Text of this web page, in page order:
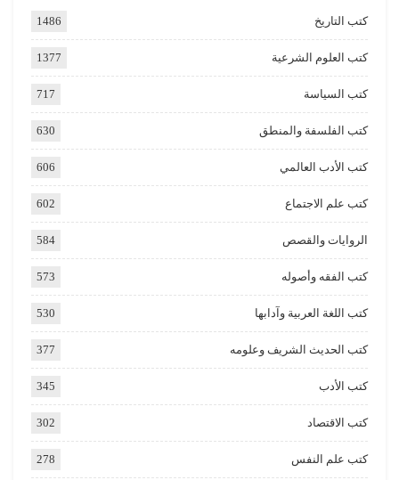
كتب التاريخ 1486
كتب العلوم الشرعية 1377
كتب السياسة 717
كتب الفلسفة والمنطق 630
كتب الأدب العالمي 606
كتب علم الاجتماع 602
الروايات والقصص 584
كتب الفقه وأصوله 573
كتب اللغة العربية وآدابها 530
كتب الحديث الشريف وعلومه 377
كتب الأدب 345
كتب الاقتصاد 302
كتب علم النفس 278